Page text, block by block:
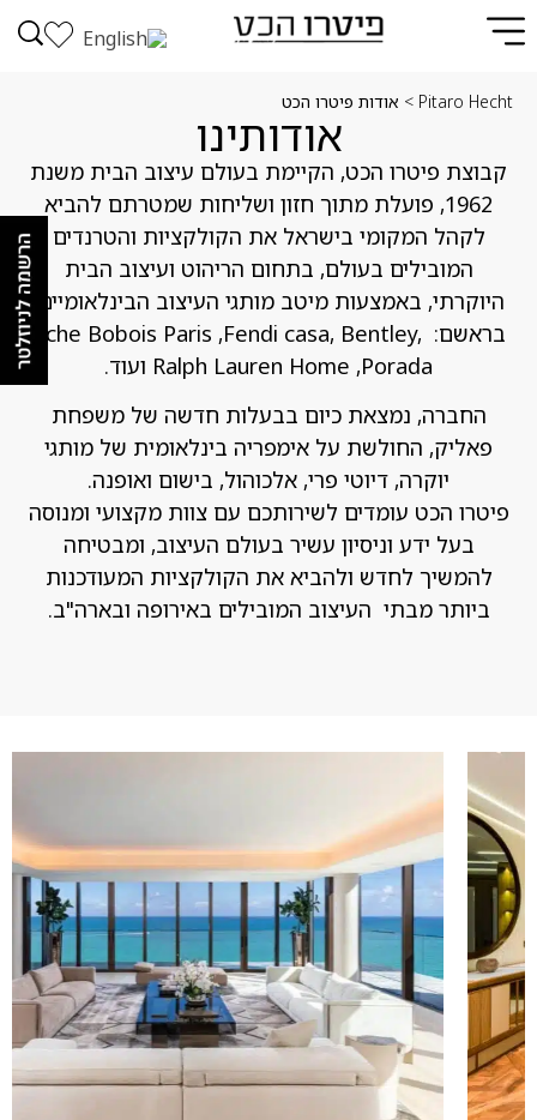
Pitaro Hecht
> אודות פיטרו הכט
אודותינו
קבוצת פיטרו הכט, הקיימת בעולם עיצוב הבית משנת
1962, פועלת מתוך חזון ושליחות שמטרתם להביא
לקהל המקומי בישראל את הקולקציות והטרנדים
המובילים בעולם, בתחום הריהוט ועיצוב הבית
היוקרתי, באמצעות מיטב מותגי העיצוב הבינלאומיים,
בראשם: oche Bobois Paris ,Fendi casa, Bentley,
Ralph Lauren Home ,Porada ועוד.
החברה, נמצאת כיום בבעלות חדשה של משפחת
פאליק, החולשת על אימפריה בינלאומית של מותגי
יוקרה, דיוטי פרי, אלכוהול, בישום ואופנה.
פיטרו הכט עומדים לשירותכם עם צוות מקצועי ומנוסה
בעל ידע וניסיון עשיר בעולם העיצוב, ומבטיחה
להמשיך לחדש ולהביא את הקולקציות המעודכנות
ביותר מבתי העיצוב המובילים באירופה ובארה"ב.